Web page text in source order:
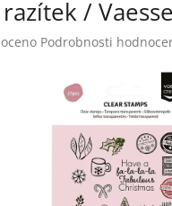
razítek /
Podrobnosti